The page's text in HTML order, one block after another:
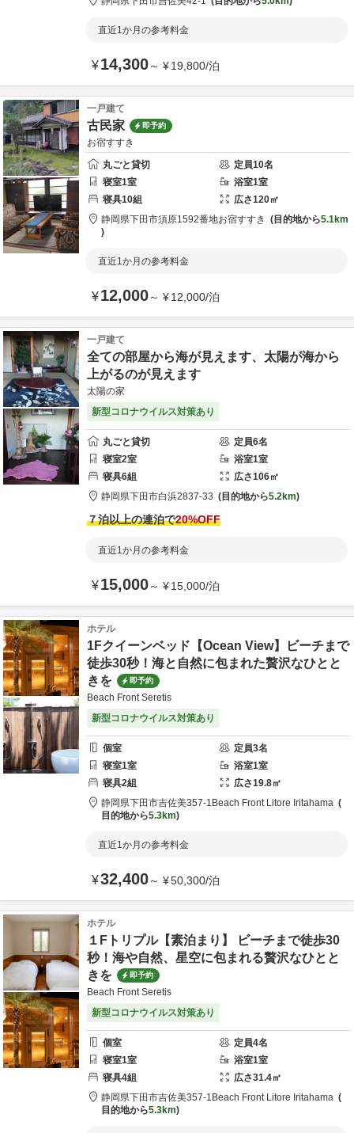
直近1か月の参考料金
¥14,300～ ¥19,800/泊
一戸建て
古民家 即予約
お宿すすき
丸ごと貸切
定員10名
寝室1室 浴室1室
寝具10組 広さ120㎡
静岡県下田市須原1592番地お宿すすき 目的地から5.1km
直近1か月の参考料金
¥12,000～ ¥12,000/泊
一戸建て
全ての部屋から海が見えます、太陽が海から
上がるのが見えます
太陽の家
新型コロナウイルス対策あり
丸ごと貸切 定員6名
寝室2室 浴室1室
寝具6組 広さ106㎡
静岡県下田市白浜2837-33 目的地から5.2km
７泊以上の連泊で20%OFF
直近1か月の参考料金
¥15,000～ ¥15,000/泊
ホテル
1Fクイーンベッド【Ocean View】ビーチまで
徒歩30秒！海と自然に包まれた贅沢なひとと
きを
即予約
Beach Front Seretis
新型コロナウイルス対策あり
個室 定員3名
寝室1室 浴室1室
寝具2組 広さ19.8㎡
静岡県下田市吉佐美357-1 Beach Front Litore Iritahama
目的地から5.3km
直近1か月の参考料金
¥32,400～ ¥50,300/泊
ホテル
１Fトリプル【素泊まり】 ビーチまで徒歩30
秒！海や自然、星空に包まれる贅沢なひとと
きを
即予約
Beach Front Seretis
新型コロナウイルス対策あり
個室 定員4名
寝室1室 浴室1室
寝具4組 広さ31.4㎡
静岡県下田市吉佐美357-1 Beach Front Litore Iritahama
目的地から5.3km